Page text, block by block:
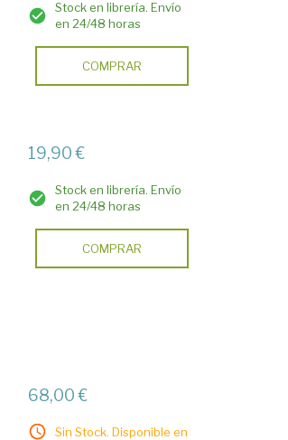
Stock en librería. Envío
en 24/48 horas
COMPRAR
19,90 €
Stock en librería. Envío
en 24/48 horas
COMPRAR
68,00 €
Sin Stock. Disponible en